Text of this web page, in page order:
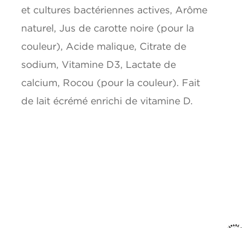
Vitamine D 1ug
*5% ou moins c'est peu, 15% ou plus c'est beaucoup
et cultures bactériennes actives, Arôme
naturel, Jus de carotte noire (pour la
couleur), Acide malique, Citrate de
sodium, Vitamine D3, Lactate de
calcium, Rocou (pour la couleur). Fait
de lait écrémé enrichi de vitamine D.